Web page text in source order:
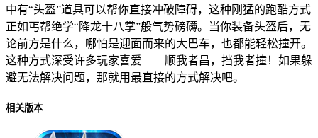
中有“头盔”道具可以帮你直接冲破障碍，这种刚猛的跑酷方式
正如丐帮绝学“降龙十八掌”般气势磅礴。当你装备头盔后，无
论前方是什么，哪怕是迎面而来的大巴车，也都能轻松撞开。
这种方式深受许多玩家喜爱——顺我者昌，挡我者撞！如果躲
避无法解决问题，那就用最直接的方式解决吧。
相关版本